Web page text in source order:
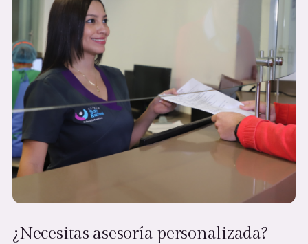
¿Necesitas asesoría personalizada?